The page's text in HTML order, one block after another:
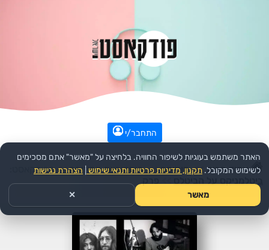
התחבר/י
עמוד הבית >> מוסיקה >> היסטוריית המוזיקה >>הפודקאסט:
האתר משתמש בעוגיות לשיפור החוויה. בלחיצה על "מאשר" אתם מסכימים
לשימוש המקובל. תקנון, מדיניות פרטיות ותנאי שימוש הצהרת נגישות
מאשר ✕